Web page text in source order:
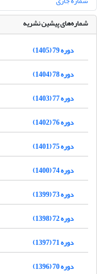
شماره‌های پیشین نشریه
دوره 79 (1405)
دوره 78 (1404)
دوره 77 (1403)
دوره 76 (1402)
دوره 75 (1401)
دوره 74 (1400)
دوره 73 (1399)
دوره 72 (1398)
دوره 71 (1397)
دوره 70 (1396)